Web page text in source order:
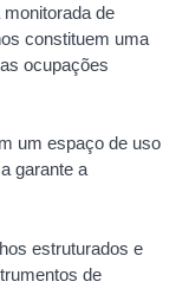
monitorada de
constituem uma
ocupações
um espaço de uso
garante a
estruturados e
de